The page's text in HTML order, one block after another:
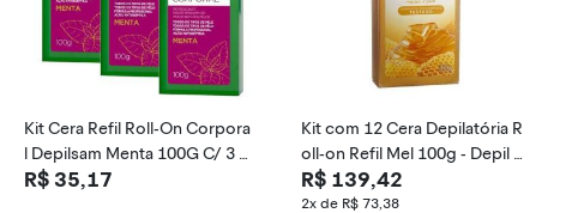
Kit Cera Refil Roll-On Corpora
l Depilsam Menta 100G C/ 3 u
nidades
R$ 35,17
Kit com 12 Cera Depilatória R
oll-on Refil Mel 100g - Depil B
ella
R$ 139,42
2x de R$ 73,38